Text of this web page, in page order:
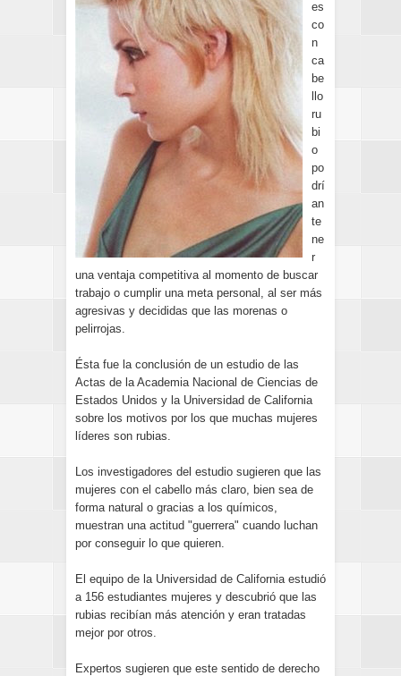
es
co
n
ca
be
llo
ru
bi
o
po
drí
an
te
ne
r
una ventaja competitiva al momento de buscar
trabajo o cumplir una meta personal, al ser más
agresivas y decididas que las morenas o
pelirrojas.
Ésta fue la conclusión de un estudio de las
Actas de la Academia Nacional de Ciencias de
Estados Unidos y la Universidad de California
sobre los motivos por los que muchas mujeres
líderes son rubias.
Los investigadores del estudio sugieren que las
mujeres con el cabello más claro, bien sea de
forma natural o gracias a los químicos,
muestran una actitud "guerrera" cuando luchan
por conseguir lo que quieren.
El equipo de la Universidad de California estudió
a 156 estudiantes mujeres y descubrió que las
rubias recibían más atención y eran tratadas
mejor por otros.
Expertos sugieren que este sentido de derecho